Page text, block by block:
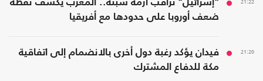
21:22
"إسرائيل" تراقب أزمة سبتة.. المغرب يكشف نقطة
ضعف أوروبا على حدودها مع أفريقيا
21:20
فيدان يؤكد رغبة دول أخرى بالانضمام إلى اتفاقية
مكة للدفاع المشترك